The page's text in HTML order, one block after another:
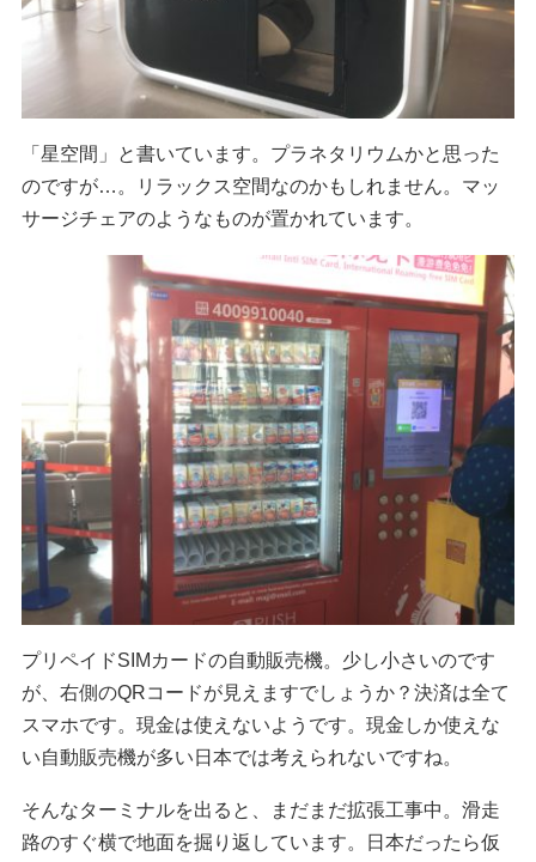
「星空間」と書いています。プラネタリウムかと思った
のですが…。リラックス空間なのかもしれません。マッ
サージチェアのようなものが置かれています。
プリペイドSIMカードの自動販売機。少し小さいのです
が、右側のQRコードが見えますでしょうか？決済は全て
スマホです。現金は使えないようです。現金しか使えな
い自動販売機が多い日本では考えられないですね。
そんなターミナルを出ると、まだまだ拡張工事中。滑走
路のすぐ横で地面を掘り返しています。日本だったら仮